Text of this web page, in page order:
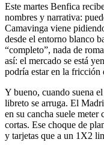
Este martes Benfica
nombres y narrativa:
Camavinga viene
desde el entorno blanco
“completo”, nada de
así: el mercado se está
podría estar en la fricción
Y bueno, cuando suena
libreto se arruga. El
en su cancha suele meter
cortas. Ese choque de
y tarjetas que a un 1X2